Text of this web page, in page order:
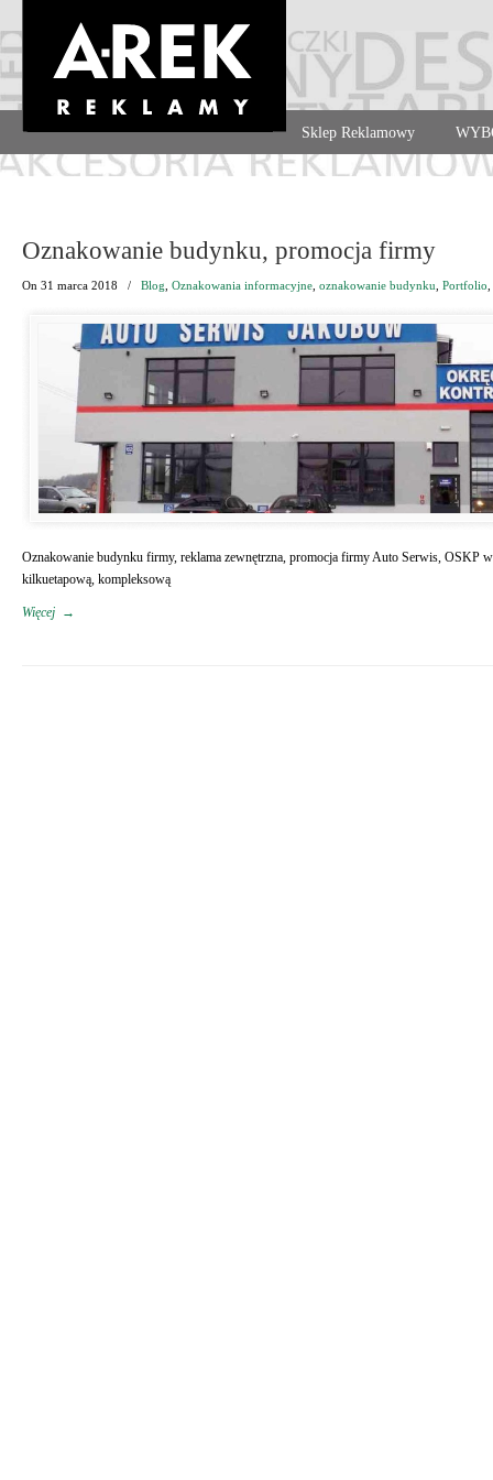
Agencja reklamowa. Reklama – usługi, druk
Sklep Reklamowy
Oznakowanie budynku, promocja firmy
On 31 marca 2018 / Blog Oznakowania informacyjne oznakowanie budynku Portfolio
Oznakowanie budynku firmy, reklama zewnętrzna, promocja firmy Auto Serwis,
kilkuetapową, kompleksową
Więcej →